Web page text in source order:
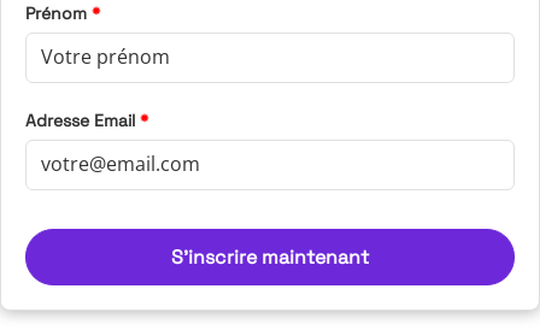
Prénom *
Adresse Email *
S'inscrire maintenant